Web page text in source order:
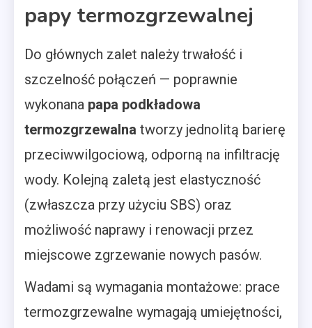
papy termozgrzewalnej
Do głównych zalet należy trwałość i
szczelność połączeń — poprawnie
wykonana papa podkładowa
termozgrzewalna tworzy jednolitą barierę
przeciwwilgociową, odporną na infiltrację
wody. Kolejną zaletą jest elastyczność
(zwłaszcza przy użyciu SBS) oraz
możliwość naprawy i renowacji przez
miejscowe zgrzewanie nowych pasów.
Wadami są wymagania montażowe: prace
termozgrzewalne wymagają umiejętności,